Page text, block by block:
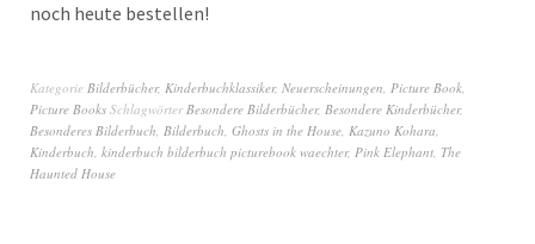
noch heute bestellen!
Kategorie Bilderbücher, Kinderbuchklassiker, Neuerscheinungen, Picture Book,
Picture Books SchlagwörterBesondere Bilderbücher, Besondere Kinderbücher,
Besonderes Bilderbuch, Bilderbuch, Ghosts in the House, Kazuno Kohara,
Kinderbuch, kinderbuch bilderbuch picturebook waechter, Pink Elephant, The
Haunted House